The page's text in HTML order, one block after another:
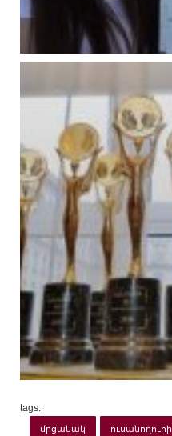
tags:
մրցանակ ուսանողուհի